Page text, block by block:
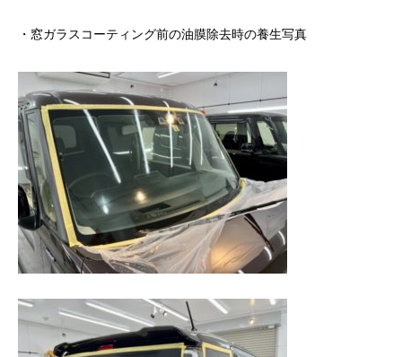
・窓ガラスコーティング前の油膜除去時の養生写真